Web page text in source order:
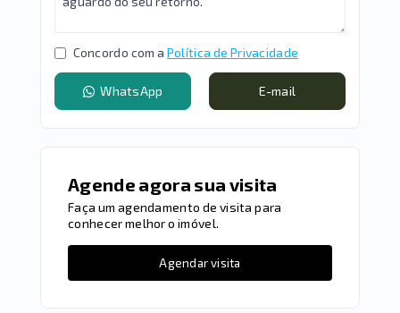
Concordo com a Política de Privacidade
WhatsApp E-mail
Agende agora sua visita
Faça um agendamento de visita para
conhecer melhor o imóvel.
Agendar visita